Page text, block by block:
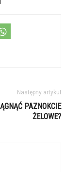
Następny artykuł
PAZNOKCIE
ŻELOWE?